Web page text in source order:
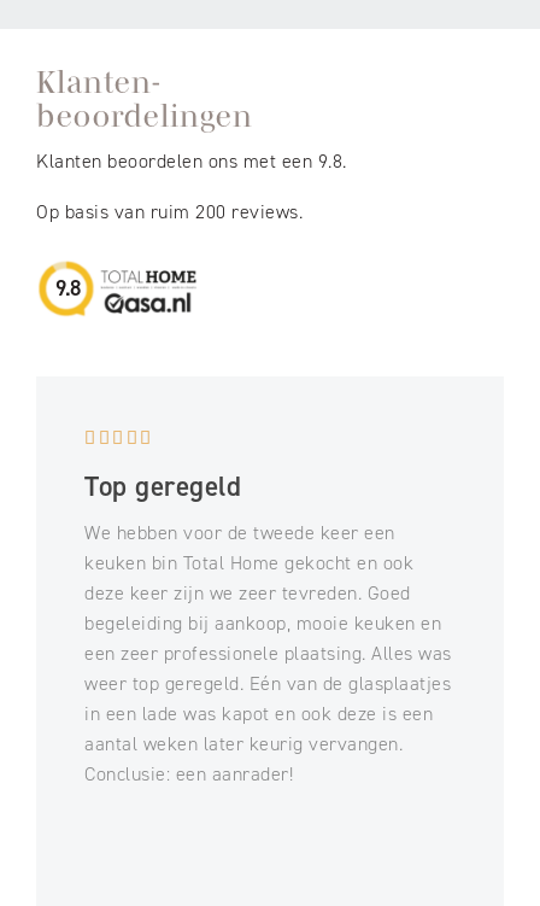
Klanten-
beoordelingen
Klanten beoordelen ons met een 9.8.
Op basis van ruim 200 reviews.
9.8
    
Top geregeld
We hebben voor de tweede keer een
keuken bin Total Home gekocht en ook
deze keer zijn we zeer tevreden. Goed
begeleiding bij aankoop, mooie keuken en
een zeer professionele plaatsing. Alles was
weer top geregeld. Eén van de glasplaatjes
in een lade was kapot en ook deze is een
aantal weken later keurig vervangen.
Conclusie: een aanrader!